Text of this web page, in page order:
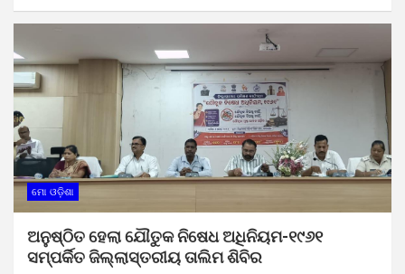
ମୋ ଓଡ଼ିଶା
ଅନୁଷ୍ଠିତ ହେଲା ଯୌତୁକ ନିଷେଧ ଅଧିନିୟମ-୧୯୬୧
ସମ୍ପର୍କିତ ଜିଲ୍ଲାସ୍ତରୀୟ ତାଲିମ ଶିବିର